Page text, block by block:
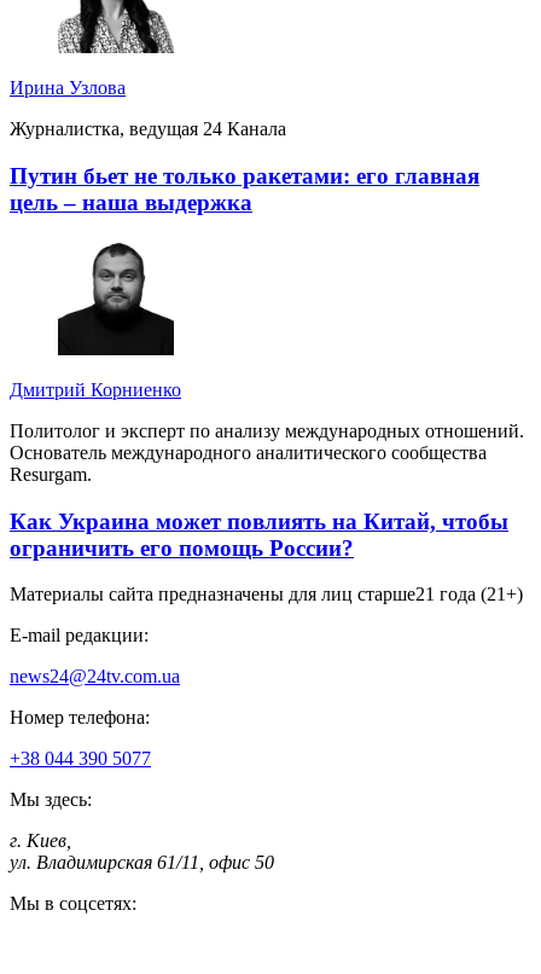
Ирина Узлова
Журналистка, ведущая 24 Канала
Путин бьет не только ракетами: его главная
цель – наша выдержка
Дмитрий Корниенко
Политолог и эксперт по анализу международных отношений.
Основатель международного аналитического сообщества
Resurgam.
Как Украина может повлиять на Китай, чтобы
ограничить его помощь России?
Материалы сайта предназначены для лиц старше21 года (21+)
E-mail редакции:
news24@24tv.com.ua
Номер телефона:
+38 044 390 5077
Мы здесь:
г. Киев
ул. Владимирская 61/11, офис 50
Мы в соцсетях: